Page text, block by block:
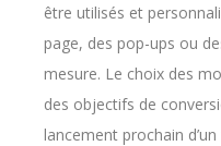
être utilisés et
page, des pop-ups ou
mesure. Le choix des
des objectifs de
lancement prochain